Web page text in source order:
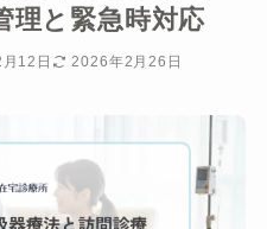
理と緊急時対応
12日 2026年2月26日